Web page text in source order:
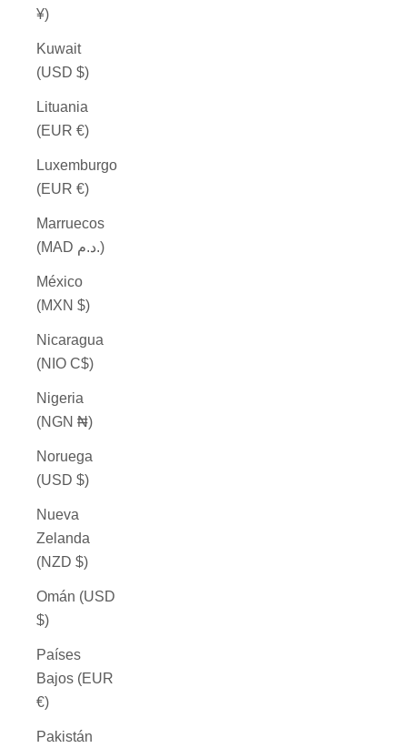
¥)
Kuwait
(USD $)
Lituania
(EUR €)
Luxemburgo
(EUR €)
Marruecos
(MAD د.م.)
México
(MXN $)
Nicaragua
(NIO C$)
Nigeria
(NGN ₦)
Noruega
(USD $)
Nueva
Zelanda
(NZD $)
Omán (USD
$)
Países
Bajos (EUR
€)
Pakistán